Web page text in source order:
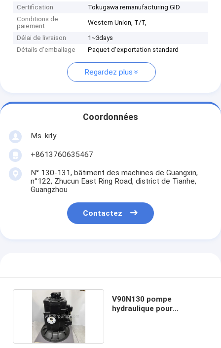
Certification
Tokugawa remanufacturing GID
Conditions de
paiement
Western Union, T/T,
Délai de livraison
1~3days
Détails d'emballage
Paquet d'exportation standard
Regardez plus
Coordonnées
Ms. kity
+8613760635467
N° 130-131, bâtiment des machines de Guangxin,
n°122, Zhucun East Ring Road, district de Tianhe,
Guangzhou
Contactez
V90N130 pompe
hydraulique pour